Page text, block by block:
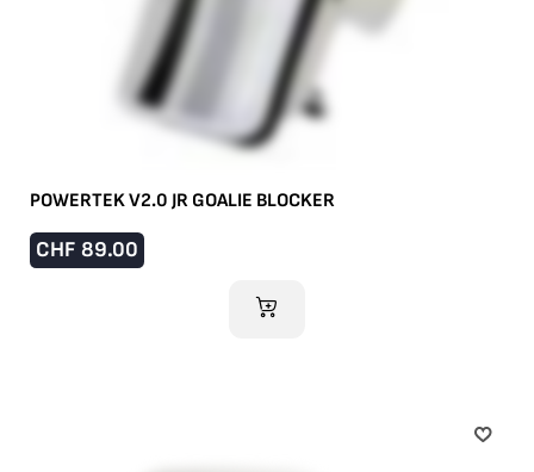
POWERTEK V2.0 JR GOALIE BLOCKER
CHF 89.00
IM WARENKORB